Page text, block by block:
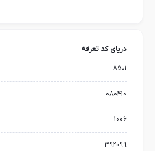
دریای کد تعرفه
8501
080410
1006
392099